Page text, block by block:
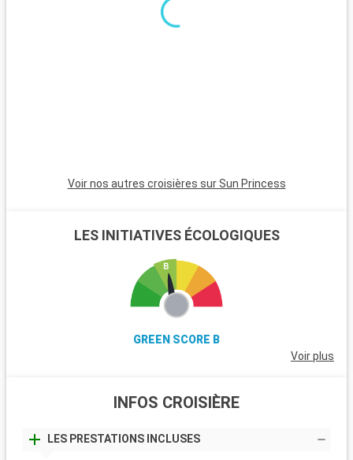
le Pirée, séduit par ses plages tranquilles, son temple d'Aphaïa
et ses marchés traditionnels.
Voir nos autres croisières sur Sun Princess
LES INITIATIVES ÉCOLOGIQUES
GREEN SCORE B
Voir plus
INFOS CROISIÈRE
LES PRESTATIONS INCLUSES